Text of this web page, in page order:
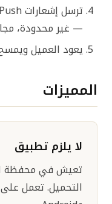
— غير محدودة،
يعود العميل
المميزات
لا يلزم تطبيق
تعيش في محفظة